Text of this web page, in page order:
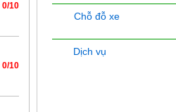
0/10
0/10
Chỗ đỗ xe
Dịch vụ